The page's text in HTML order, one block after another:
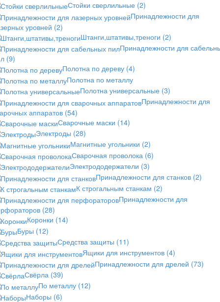
Стойки сверлильные (2)
Принадлежности для
уровней (2)
Штанги,штативы,треноги (2)
Принадлежности для
(9)
Полотна по дереву (4)
Полотна по металлу
Полотна универсальные (3)
Принадлежности для
аппаратов (54)
Сварочные маски (14)
Электроды (28)
Магнитные угольники (2)
Сварочная проволока (6)
Электрододержатели (3)
Принадлежности для станков (2)
К строгальным станкам (2)
Принадлежности для
(28)
Коронки (14)
Буры (12)
Средства защиты (11)
Ящики для инструментов (4)
Принадлежности для дрелей (73)
Свёрла (39)
По металлу (12)
Наборы (6)